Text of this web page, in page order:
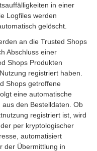
in einer
Logfiles werden
gelöscht.
an die Trusted Shops
Abschluss einer
Shops Produkten
registriert haben.
Shops getroffene
eine automatische
den Bestelldaten. Ob
registriert ist, wird
per kryptologischer
automatisiert
der Übermittlung in